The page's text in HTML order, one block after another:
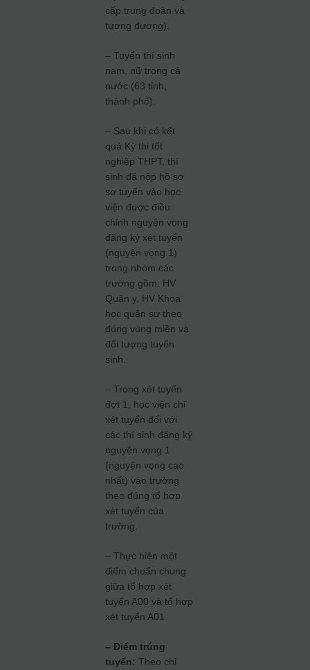
cấp trung đoàn và
tương đương).
– Tuyển thí sinh
nam, nữ trong cả
nước (63 tỉnh,
thành phố).
– Sau khi có kết
quả Kỳ thi tốt
nghiệp THPT, thí
sinh đã nộp hồ sơ
sơ tuyển vào học
viện được điều
chỉnh nguyện vọng
đăng ký xét tuyển
(nguyện vọng 1)
trong nhóm các
trường gồm: HV
Quân y, HV Khoa
học quân sự theo
đúng vùng miền và
đối tượng tuyển
sinh.
– Trong xét tuyển
đợt 1, học viện chỉ
xét tuyển đối với
các thí sinh đăng ký
nguyện vọng 1
(nguyện vọng cao
nhất) vào trường
theo đúng tổ hợp
xét tuyển của
trường.
– Thực hiện một
điểm chuẩn chung
giữa tổ hợp xét
tuyển A00 và tổ hợp
xét tuyển A01.
– Điểm trúng
tuyển: Theo chỉ